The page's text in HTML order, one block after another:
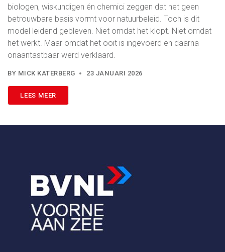
biologen, wiskundigen én chemici zeggen dat het geen
betrouwbare basis vormt voor natuurbeleid. Toch is dit
model leidend gebleven. Niet omdat het klopt. Niet omdat
het werkt. Maar omdat het ooit is ingevoerd en daarna
onaantastbaar werd verklaard.
BY MICK KATERBERG 23 JANUARI 2026
LEES MEER